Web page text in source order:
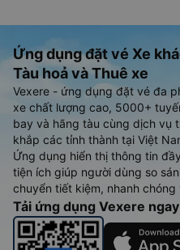
Ứng dụng đặt vé Xe
Tàu hoả và Thuê xe
Vexere - ứng dụng đặt vé đa
xe chất lượng cao, 5000+
bay và hãng tàu cùng dịch vụ
khắp các tỉnh thành tại Việt
Ứng dụng hiển thị thông tin
tiện ích giúp người dùng so
chuyển tiết kiệm, nhanh chóng
Tải ứng dụng Vexere ngay